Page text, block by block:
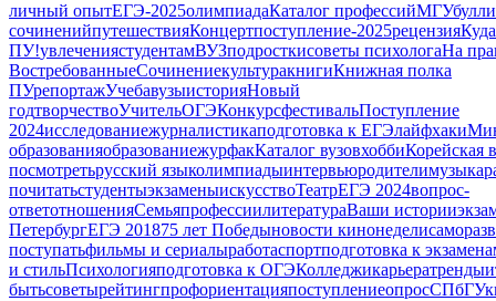
личный опытЕГЭ-2025олимпиадаКаталог профессийМГУ
сочиненийпутешествияКонцертпоступление-2025рецензия
ПУ!увлечениястудентамВУЗподросткисоветы психологаНа
ВостребованныеСочинениекультуракнигиКнижная полка
ПУрепортажУчебавузыисторияНовый
годтворчествоУчительОГЭКонкурсфестивальПоступление
2024исследованиежурналистикаподготовка к ЕГЭлайфхаки
образованияобразованиежурфакКаталог вузовхоббиКорейская
посмотретьрусский языколимпиадыинтервьюродителимузыка
почитатьстудентыэкзаменыискусствоТеатрЕГЭ 2024вопрос-
ответотношенияСемьяпрофессиилитератураВаши истории
ПетербургЕГЭ 201875 лет Победыновости кинонедели
поступатьфильмы и сериалыработаспортподготовка к
и стильПсихологияподготовка к ОГЭКолледжикарьератренды
бытьсоветырейтингпрофориентацияпоступлениеопросСПбГУ